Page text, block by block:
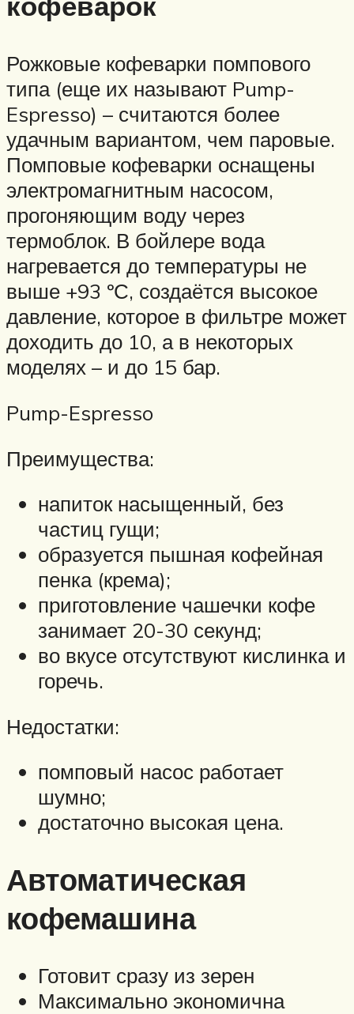
Рожковые кофеварки помпового
типа (еще их называют Pump-
Espresso) – считаются более
удачным вариантом, чем паровые.
Помповые кофеварки оснащены
электромагнитным насосом,
прогоняющим воду через
термоблок. В бойлере вода
нагревается до температуры не
выше +93 ºС, создаётся высокое
давление, которое в фильтре может
доходить до 10, а в некоторых
моделях – и до 15 бар.
Pump-Espresso
Преимущества:
напиток насыщенный, без
частиц гущи;
образуется пышная кофейная
пенка (крема);
приготовление чашечки кофе
занимает 20-30 секунд;
во вкусе отсутствуют кислинка и
горечь.
Недостатки:
помповый насос работает
шумно;
достаточно высокая цена.
Автоматическая
кофемашина
Готовит сразу из зерен
Максимально экономична